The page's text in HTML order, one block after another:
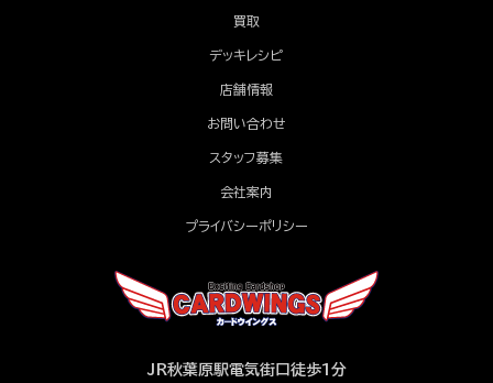
買取
デッキレシピ
店舗情報
お問い合わせ
スタッフ募集
会社案内
プライバシーポリシー
JR秋葉原駅電気街口徒歩1分